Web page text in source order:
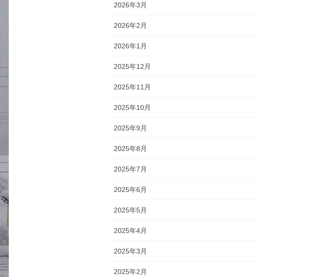
2026年3月
2026年2月
2026年1月
2025年12月
2025年11月
2025年10月
2025年9月
2025年8月
2025年7月
2025年6月
2025年5月
2025年4月
2025年3月
2025年2月